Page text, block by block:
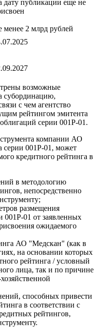
дату публикации еще не
менее 2 млрд рублей
возможные
субординацию,
с чем агентство
рейтингом эмитента
серии 001P-01.
компании АО
серии 001P-01, может
кредитного рейтинга в
в методологию
непосредственно
размещения
001P-01 от заявленных
ожидаемого
АО "Медскан" (как в
на основании которых
рейтинга / условный
лица, так и по причине
способных привести
в соответствии с
рейтингов,